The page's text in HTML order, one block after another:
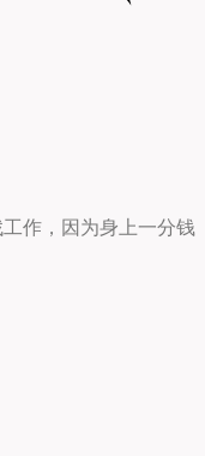
作，因为身上一分钱